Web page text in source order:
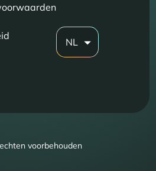
NL
voorbehouden